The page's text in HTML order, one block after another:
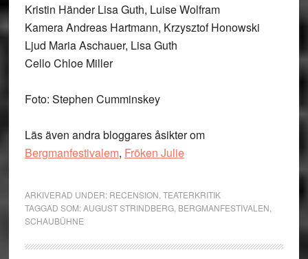
Kristin Händer Lisa Guth, Luise Wolfram
Kamera Andreas Hartmann, Krzysztof Honowski
Ljud Maria Aschauer, Lisa Guth
Cello Chloe Miller
Foto: Stephen Cumminskey
Läs även andra bloggares åsikter om
Bergmanfestivalem, Fröken Julie
ARKIVERAD UNDER: RECENSION TEATERKRITIK
TAGGAD SOM:AUGUST STRINDBERG, BERGMANFESTIVALEN
SCHAUBÜHNE